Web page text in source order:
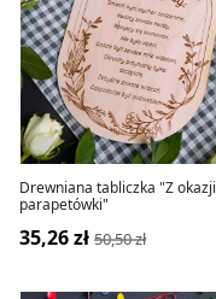
Drewniana tabliczka "Z okazji
parapetówki"
35,26 zł 50,50 zł